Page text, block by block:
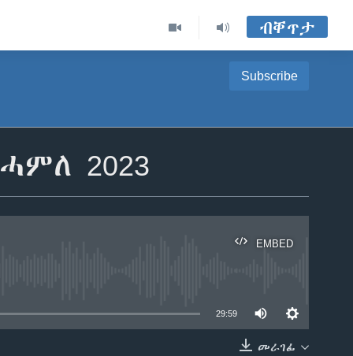
ብቐጥታ
Subscribe
2023
EMBED
29:59
መራገፊ